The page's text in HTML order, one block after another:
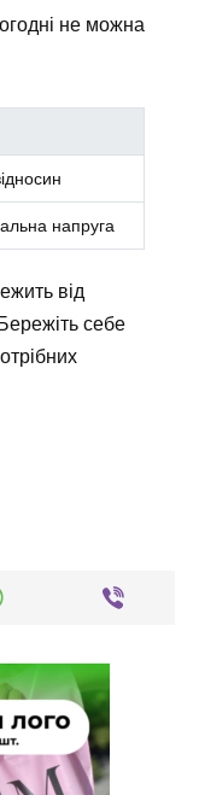
не можна
напруга
від
себе